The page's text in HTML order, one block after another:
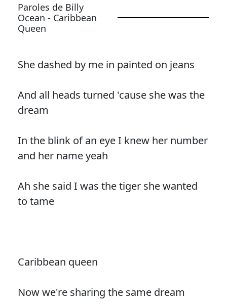
Paroles de Billy
Ocean - Caribbean
Queen
She dashed by me in painted on jeans
And all heads turned 'cause she was the
dream
In the blink of an eye I knew her number
and her name yeah
Ah she said I was the tiger she wanted
to tame
Caribbean queen
Now we're sharing the same dream